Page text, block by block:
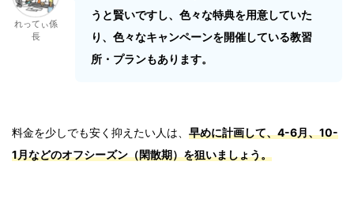
れってぃ係
長
うと賢いですし、色々な特典を用意していた
り、色々なキャンペーンを開催している教習
所・プランもあります。
料金を少しでも安く抑えたい人は、 早めに計画して、4-6月、10-
1月などのオフシーズン（閑散期）を狙いましょう。